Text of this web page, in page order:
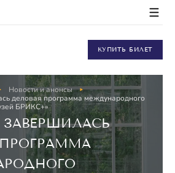
КУПИТЬ БИЛЕТ
Новости и анонсы
деловая программа международного
БРИКС+»